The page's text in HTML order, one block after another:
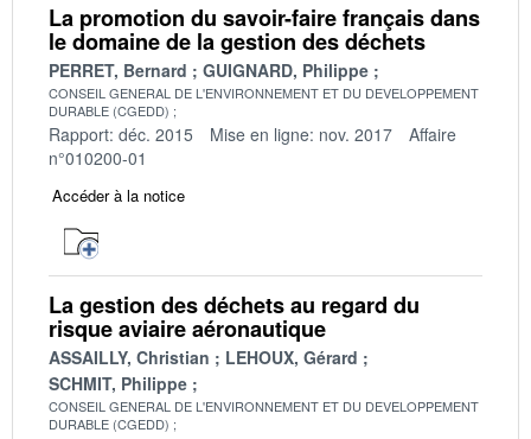
La promotion du savoir-faire français dans
le domaine de la gestion des déchets
PERRET, Bernard GUIGNARD, Philippe
CONSEIL GENERAL DE L'ENVIRONNEMENT ET DU DEVELOPPEMENT
DURABLE (CGEDD)
Rapport: déc. 2015 Mise en ligne: nov. 2017
Affaire
n°010200-01
Accéder à la notice
La gestion des déchets au regard du
risque aviaire aéronautique
ASSAILLY, Christian
LEHOUX, Gérard
SCHMIT, Philippe
CONSEIL GENERAL DE L'ENVIRONNEMENT ET DU DEVELOPPEMENT
DURABLE (CGEDD)